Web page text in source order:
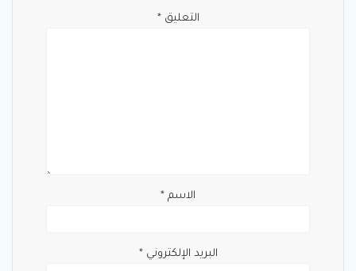
التعليق*
الاسم *
البريد الإلكتروني*